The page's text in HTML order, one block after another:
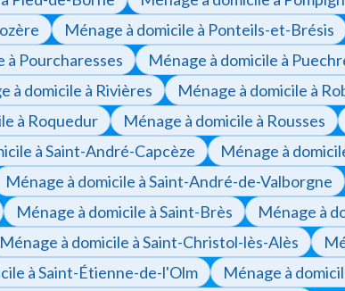
Ménage à domicile à Ponteils-et-Brésis
à Pourcharesses Ménage à domicile à
à domicile à Rivières
Ménage à domicile à
à Roquedur Ménage à domicile à Rousses
à Saint-André-Capcèze
Ménage à
Ménage à domicile à Saint-André-de-Valborgne
Ménage à domicile à Saint-Brès
Ménage à
Ménage à domicile à Saint-Christol-lès-Alès
à Saint-Étienne-de-l'Olm
Ménage à